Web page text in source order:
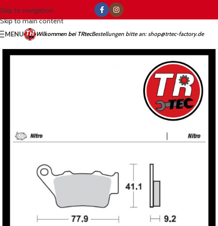
Skip to navigation
Skip to main content
MENU Wilkommen bei TRtecBestellungen bitte an: shop@trtec-factory.de